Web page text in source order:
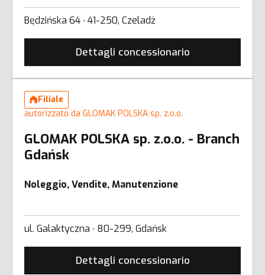
Będzińska 64 ∙ 41-250, Czeladż
Dettagli concessionario
Filiale
autorizzato da GLOMAK POLSKA sp. z.o.o.
GLOMAK POLSKA sp. z.o.o. - Branch
Gdańsk
Noleggio, Vendite, Manutenzione
ul. Galaktyczna ∙ 80-299, Gdańsk
Dettagli concessionario